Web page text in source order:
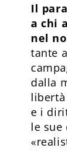
Il
a chi
nel
tante
dalla
libertà
e i
le sue